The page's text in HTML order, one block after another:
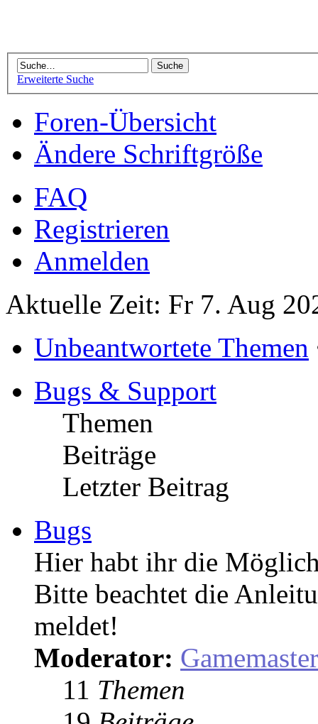
Erweiterte Suche
Foren-Übersicht
Ändere Schriftgröße
FAQ
Registrieren
Anmelden
Aktuelle Zeit: Fr 7. Aug
Unbeantwortete Themen
Bugs & Support
Themen
Beiträge
Letzter Beitrag
Bugs
Hier habt ihr die
Bitte beachtet die
meldet!
Moderator: Gamemaster
11 Themen